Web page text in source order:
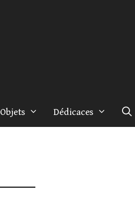
Objets Dédicaces